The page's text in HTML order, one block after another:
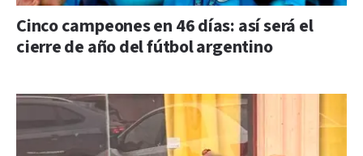
Cinco campeones en 46 días: así será el
cierre de año del fútbol argentino